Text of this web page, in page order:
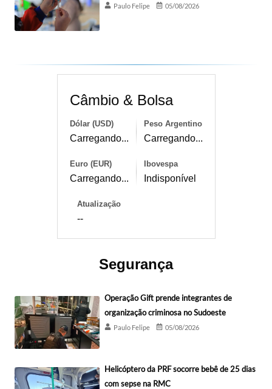
Paulo Felipe 05/08/2026
Câmbio & Bolsa
Dólar (USD)
Carregando...
Peso Argentino
Carregando...
Euro (EUR)
Carregando...
Ibovespa
Indisponível
Atualização
--
Segurança
Operação Gift prende integrantes de
organização criminosa no Sudoeste
Paulo Felipe 05/08/2026
Helicóptero da PRF socorre bebê de 25 dias
com sepse na RMC